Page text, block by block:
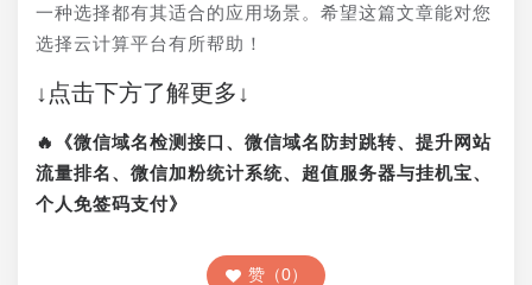
一种选择都有其适合的应用场景。希望这篇文章能对您
选择云计算平台有所帮助！
↓点击下方了解更多↓
🔥《微信域名检测接口、微信域名防封跳转、提升网站
流量排名、微信加粉统计系统、超值服务器与挂机宝、
个人免签码支付》
赞（0）